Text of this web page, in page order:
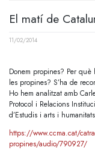
El matí de
11/02/2014
Donem propines? Per què
les propines? S’ha de
Ho hem analitzat amb
Protocol i Relacions
d’Estudis i arts i
https://www.ccma.cat/
propines/audio/790927/